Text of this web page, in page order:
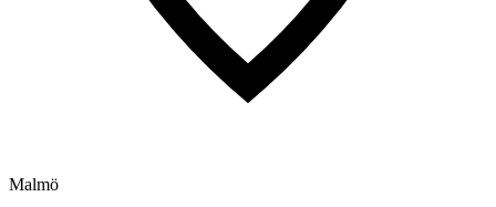
Malmö